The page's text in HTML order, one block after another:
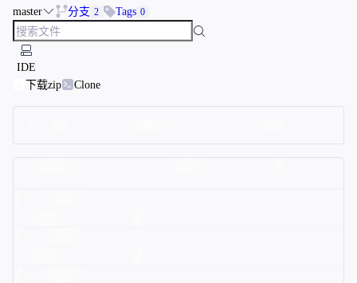
master 分支 2 Tags 0
IDE
下载zip
Clone